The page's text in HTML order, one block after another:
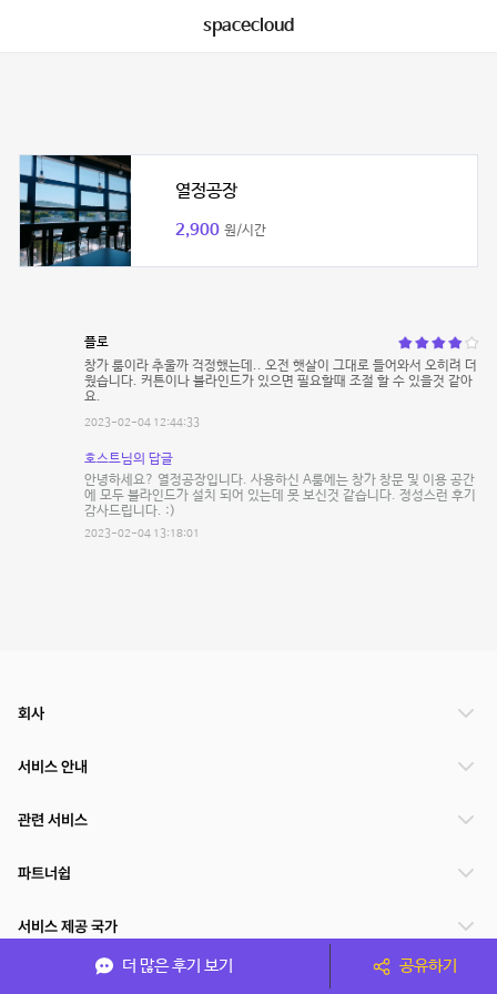
spacecloud
열정공장
2,900 원/시간
플로
창가 룸이라 추울까 걱정했는데.. 오전 햇살이 그대로 들어와서 오히려 더
웠습니다. 커튼이나 블라인드가 있으면 필요할때 조절 할 수 있을것 같아
요.
2023-02-04 12:44:33
호스트님의 답글
안녕하세요? 열정공장입니다. 사용하신 A룸에는 창가 창문 및 이용 공간
에 모두 블라인드가 설치 되어 있는데 못 보신것 같습니다. 정성스런 후기
감사드립니다. :)
2023-02-04 13:18:01
더 많은 후기 보기 공유하기
회사
서비스 안내
관련 서비스
파트너쉽
서비스 제공 국가